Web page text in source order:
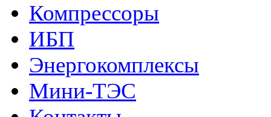
Компрессоры
ИБП
Энергокомплексы
Мини-ТЭС